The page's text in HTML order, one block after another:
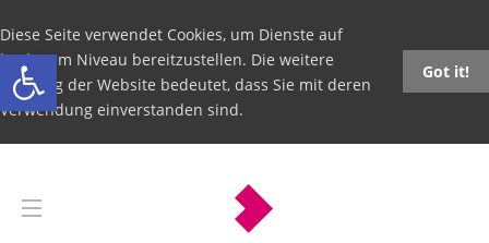
Open toolbar
Diese Seite verwendet Cookies, um Dienste auf
höchstem Niveau bereitzustellen. Die weitere
Nutzung der Website bedeutet, dass Sie mit deren
Verwendung einverstanden sind.
Got it!